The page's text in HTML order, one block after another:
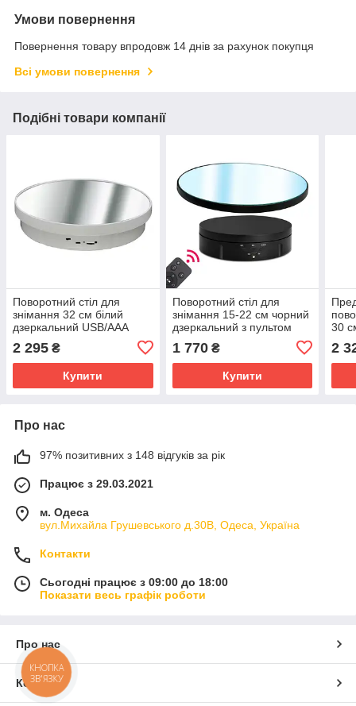
Умови повернення
Повернення товару впродовж 14 днів за рахунок покупця
Всі умови повернення
Подібні товари компанії
Поворотний стіл для
знімання 32 см білий
дзеркальний USB/AAA
2 295 ₴
Купити
Поворотний стіл для
знімання 15-22 см чорний
дзеркальний з пультом
1 770₴
Купити
30
2
Про нас
97% позитивних з 148 відгуків за рік
Працює з 29.03.2021
м. Одеса
вул.Михайла Грушевського д.30В, Одеса, Україна
Контакти
Сьогодні працює з 09:00 до 18:00
Показати весь графік роботи
Про нас
Контакти
КНОПКА
ЗВ'ЯЗКУ